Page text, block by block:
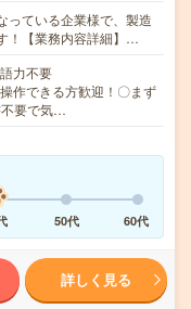
っている企業様で、製造
！【業務内容詳細】…
力不要
作できる方歓迎！〇まず
不要で気…
50代 60代
詳しく見る